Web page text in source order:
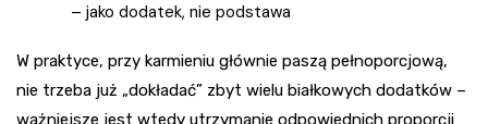
– jako dodatek, nie podstawa
W praktyce, przy karmieniu głównie paszą pełnoporcjową,
nie trzeba już „dokładać” zbyt wielu białkowych dodatków –
ważniejsze jest wtedy utrzymanie odpowiednich proporcji